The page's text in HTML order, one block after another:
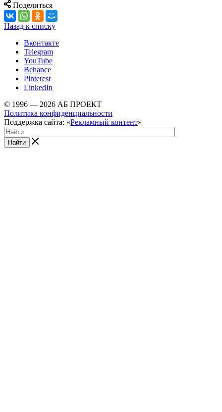
Поделиться
Назад к списку
Вконтакте
Telegram
YouTube
Behance
Pinterest
LinkedIn
© 1996 — 2026 АБ ПРОЕКТ
Политика конфиденциальности
Поддержка сайта: «Рекламный контент»
Найти